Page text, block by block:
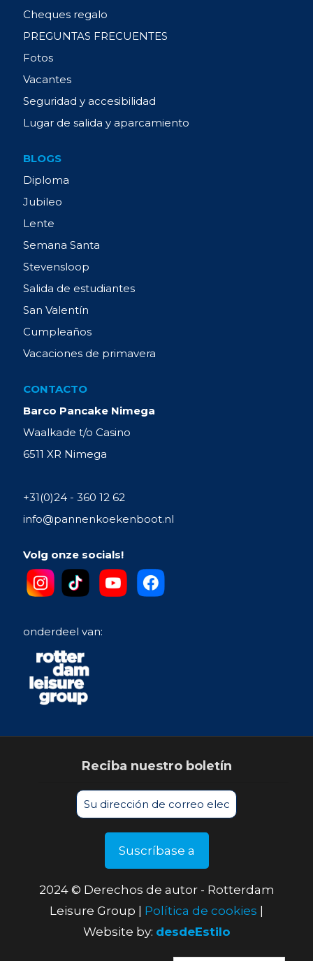
Cheques regalo
PREGUNTAS FRECUENTES
Fotos
Vacantes
Seguridad y accesibilidad
Lugar de salida y aparcamiento
BLOGS
Diploma
Jubileo
Lente
Semana Santa
Stevensloop
Salida de estudiantes
San Valentín
Cumpleaños
Vacaciones de primavera
CONTACTO
Barco Pancake Nimega
Waalkade t/o Casino
6511 XR Nimega
+31(0)24 - 360 12 62
info@pannenkoekenboot.nl
Volg onze socials!
onderdeel van:
Reciba nuestro boletín
2024 © Derechos de autor - Rotterdam
Leisure Group | Política de cookies |
Website by: desdeEstilo